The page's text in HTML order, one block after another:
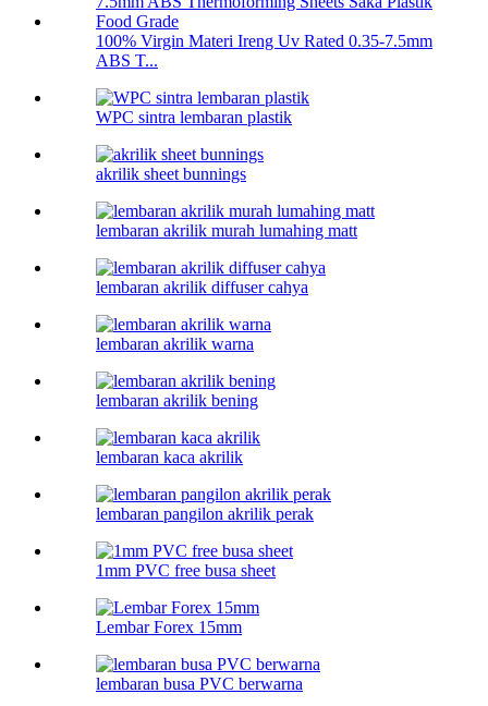
100% Virgin Materi Ireng Uv Rated 0.35-7.5mm
ABS T...
WPC sintra lembaran plastik
akrilik sheet bunnings
lembaran akrilik murah lumahing matt
lembaran akrilik diffuser cahya
lembaran akrilik warna
lembaran akrilik bening
lembaran kaca akrilik
lembaran pangilon akrilik perak
1mm PVC free busa sheet
Lembar Forex 15mm
lembaran busa PVC berwarna